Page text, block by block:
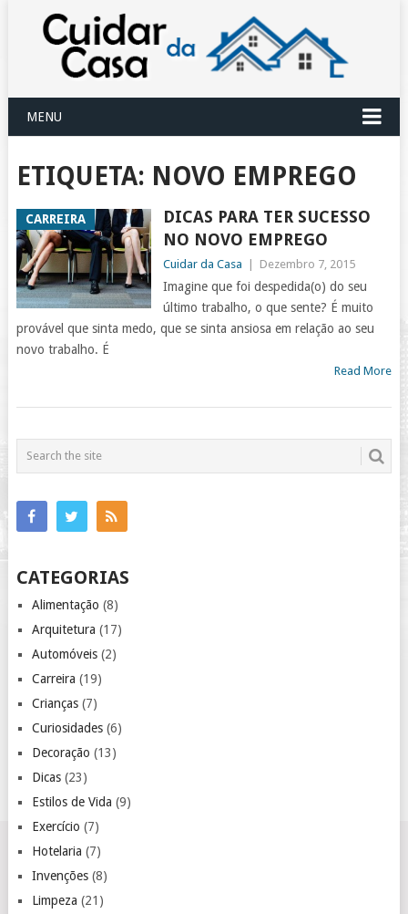
MENU
ETIQUETA: NOVO EMPREGO
CARREIRA
DICAS PARA TER SUCESSO
NO NOVO EMPREGO
Cuidar da Casa Dezembro 7, 2015
Imagine que foi despedida(o) do seu
último trabalho, o que sente? É muito
provável que sinta medo, que se sinta ansiosa em relação ao seu
novo trabalho. É
Read More
CATEGORIAS
Alimentação (8)
Arquitetura (17)
Automóveis(2)
Carreira (19)
Crianças(7)
Curiosidades(6)
Decoração (13)
Dicas(23)
Estilos de Vida (9)
Exercício (7)
Hotelaria (7)
Invenções(8)
Limpeza (21)